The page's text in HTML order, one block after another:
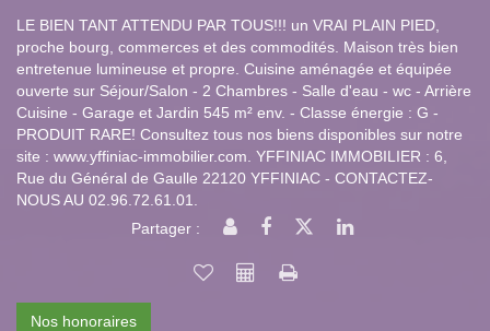
LE BIEN TANT ATTENDU PAR TOUS!!! un VRAI PLAIN PIED,
proche bourg, commerces et des commodités. Maison très bien
entretenue lumineuse et propre. Cuisine aménagée et équipée
ouverte sur Séjour/Salon - 2 Chambres - Salle d'eau - wc - Arrière
Cuisine - Garage et Jardin 545 m² env. - Classe énergie : G -
PRODUIT RARE! Consultez tous nos biens disponibles sur notre
site : www.yffiniac-immobilier.com. YFFINIAC IMMOBILIER : 6,
Rue du Général de Gaulle 22120 YFFINIAC - CONTACTEZ-
NOUS AU 02.96.72.61.01.
Partager :
Nos honoraires